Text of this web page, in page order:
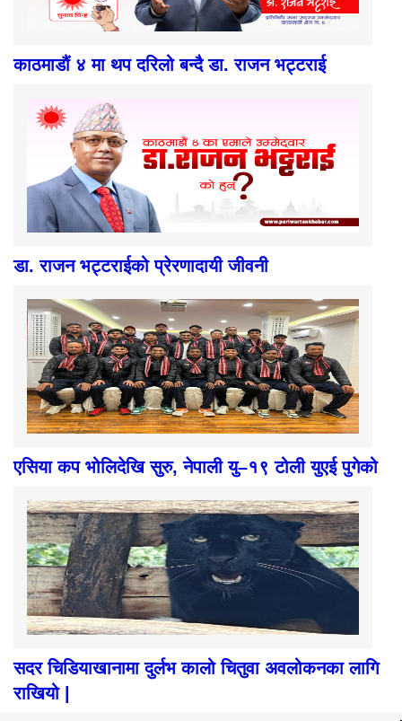
काठमाडौं ४ मा थप दरिलो बन्दै डा. राजन भट्टराई
डा. राजन भट्टराईको प्रेरणादायी जीवनी
एसिया कप भोलिदेखि सुरु, नेपाली यु–१९ टोली युएई पुगेको
सदर चिडियाखानामा दुर्लभ कालो चितुवा अवलोकनका लागि
राखियो |